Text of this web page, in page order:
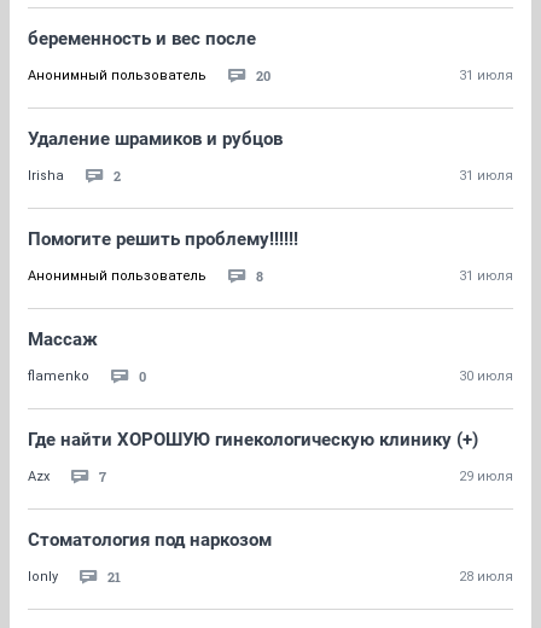
беременность и вес после
Анонимный пользователь 20 31 июля
Удаление шрамиков и рубцов
Irisha 2 31 июля
Помогите решить проблему!!!!!!
Анонимный пользователь 8 31 июля
Массаж
flamenko 0 30 июля
Где найти ХОРОШУЮ гинекологическую клинику (+)
Azx 7 29 июля
Стоматология под наркозом
lonly 21 28 июля